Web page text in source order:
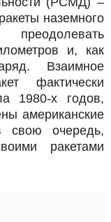
наземного
и, как
Взаимное
фактически
1980-х годов,
американские
очередь,
ракетами